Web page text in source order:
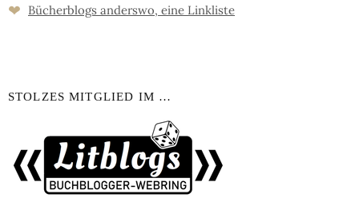
❤ Bücher­blogs an­ders­wo, eine Link­liste
STOLZES MITGLIED IM …